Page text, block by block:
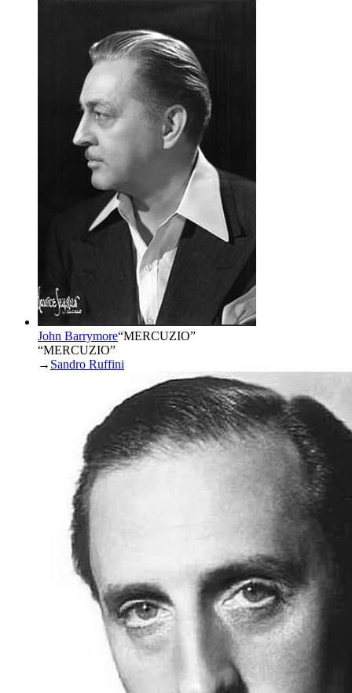
John Barrymore“MERCUZIO”
“MERCUZIO”
→ Sandro Ruffini